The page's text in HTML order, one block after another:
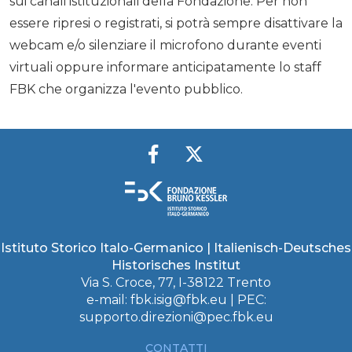
essere ripresi o registrati, si potrà sempre disattivare la
webcam e/o silenziare il microfono durante eventi
virtuali oppure informare anticipatamente lo staff
FBK che organizza l'evento pubblico.
Istituto Storico Italo-Germanico | Italienisch-Deutsches
Historisches Institut
Via S. Croce, 77, I-38122 Trento
e-mail: fbk.isig@fbk.eu | PEC:
supporto.direzioni@pec.fbk.eu
CONTATTI